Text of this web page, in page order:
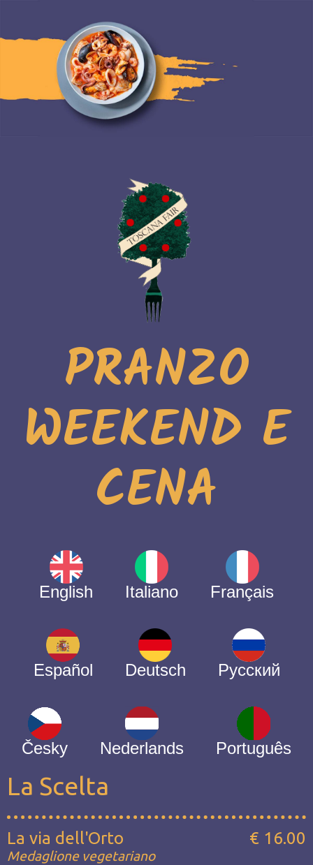
PRANZO
WEEKEND E
CENA
English Italiano Français
Español Deutsch Русский
Česky Nederlands Português
La Scelta
La via dell'Orto
Medaglione vegetariano
€ 16.00